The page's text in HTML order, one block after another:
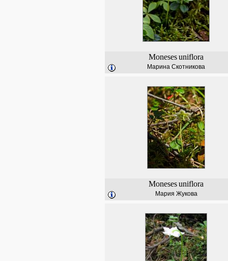
Monesesuniflora
Марина Скотникова
Monesesuniflora
Мария Жукова